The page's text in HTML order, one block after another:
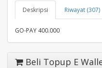
Deskripsi Riwayat (307)
GO-PAY 400.000
Beli Topup E